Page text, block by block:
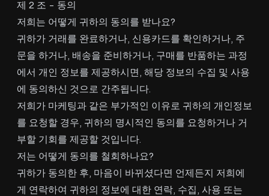
제 2 조 - 동의
저희는 어떻게 귀하의 동의를 받나요?
귀하가 거래를 완료하거나, 신용카드를 확인하거나, 주
문을 하거나, 배송을 준비하거나, 구매를 반품하는 과정
에서 개인 정보를 제공하시면, 해당 정보의 수집 및 사용
에 동의하신 것으로 간주됩니다.
저희가 마케팅과 같은 부가적인 이유로 귀하의 개인정보
를 요청할 경우, 귀하의 명시적인 동의를 요청하거나 거
부할 기회를 제공할 것입니다.
저는 어떻게 동의를 철회하나요?
귀하가 동의한 후, 마음이 바뀌셨다면 언제든지 저희에
게 연락하여 귀하의 정보에 대한 연락, 수집, 사용 또는